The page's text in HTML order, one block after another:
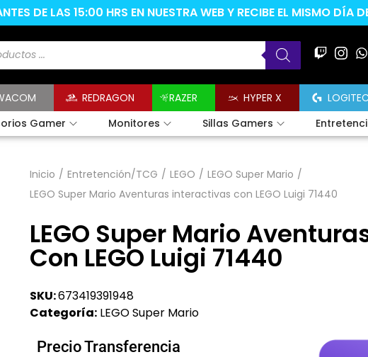
DE LAS 15:00 HRS EN NUESTRA WEB Y RECIBE EL MISMO DÍA
REDRAGON RAZER HYPER X
Gamer Monitores Sillas Gamers
Inicio / Entretención/TCG / LEGO / LEGO Super Mario /
LEGO Super Mario Aventuras interactivas con LEGO Luigi 71440
LEGO Super Mario
Con LEGO Luigi 71440
SKU:673419391948
Categoría: LEGO Super Mario
Precio Transferencia